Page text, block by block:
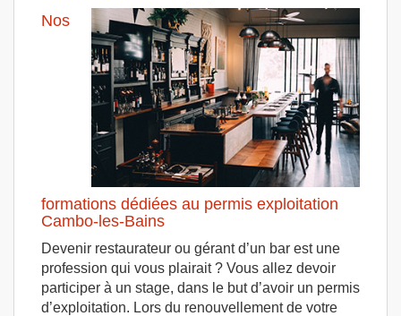
Nos
formations dédiées au permis exploitation
Cambo-les-Bains
Devenir restaurateur ou gérant d’un bar est une
profession qui vous plairait ? Vous allez devoir
participer à un stage, dans le but d’avoir un permis
d’exploitation. Lors du renouvellement de votre